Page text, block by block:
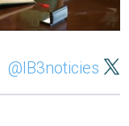
@IB3noticies